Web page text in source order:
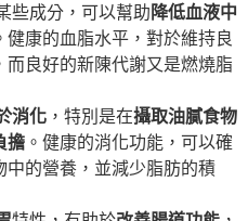
些成分，可以幫助 降低血液中
健康的血脂水平，對於維持良
良好的新陳代謝又是燃燒脂
消化 ，特別是在攝取油膩食物
擔 。健康的消化功能，可以確
中的營養，並減少脂肪的積